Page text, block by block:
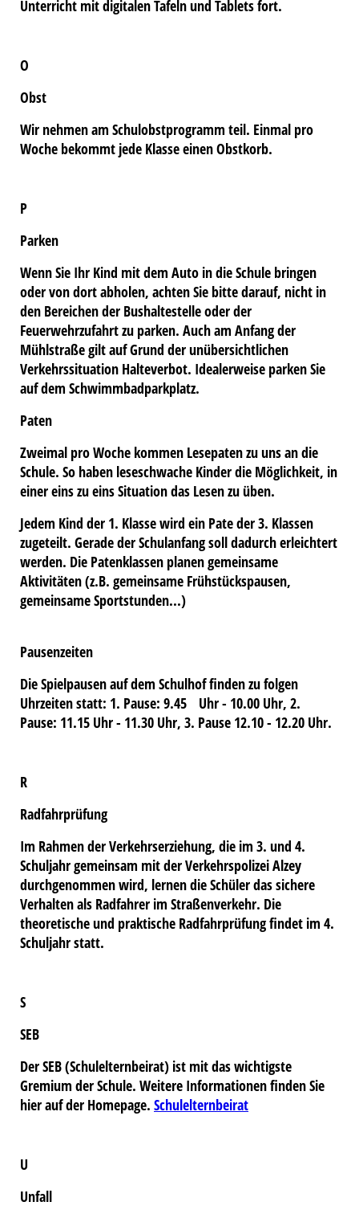
Unterricht mit digitalen Tafeln und Tablets fort.
O
Obst
Wir nehmen am Schulobstprogramm teil. Einmal pro
Woche bekommt jede Klasse einen Obstkorb.
P
Parken
Wenn Sie Ihr Kind mit dem Auto in die Schule bringen
oder von dort abholen, achten Sie bitte darauf, nicht in
den Bereichen der Bushaltestelle oder der
Feuerwehrzufahrt zu parken. Auch am Anfang der
Mühlstraße gilt auf Grund der unübersichtlichen
Verkehrssituation Halteverbot. Idealerweise parken Sie
auf dem Schwimmbadparkplatz.
Paten
Zweimal pro Woche kommen Lesepaten zu uns an die
Schule. So haben leseschwache Kinder die Möglichkeit, in
einer eins zu eins Situation das Lesen zu üben.
Jedem Kind der 1. Klasse wird ein Pate der 3. Klassen
zugeteilt. Gerade der Schulanfang soll dadurch erleichtert
werden. Die Patenklassen planen gemeinsame
Aktivitäten (z.B. gemeinsame Frühstückspausen,
gemeinsame Sportstunden...)
Pausenzeiten
Die Spielpausen auf dem Schulhof finden zu folgen
Uhrzeiten statt: 1. Pause: 9.45 Uhr - 10.00 Uhr, 2.
Pause: 11.15 Uhr - 11.30 Uhr, 3. Pause 12.10 - 12.20 Uhr.
R
Radfahrprüfung
Im Rahmen der Verkehrserziehung, die im 3. und 4.
Schuljahr gemeinsam mit der Verkehrspolizei Alzey
durchgenommen wird, lernen die Schüler das sichere
Verhalten als Radfahrer im Straßenverkehr. Die
theoretische und praktische Radfahrprüfung findet im 4.
Schuljahr statt.
S
SEB
Der SEB (Schulelternbeirat) ist mit das wichtigste
Gremium der Schule. Weitere Informationen finden Sie
hier auf der Homepage. Schulelternbeirat
U
Unfall